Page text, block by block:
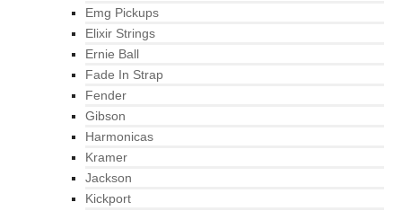
Emg Pickups
Elixir Strings
Ernie Ball
Fade In Strap
Fender
Gibson
Harmonicas
Kramer
Jackson
Kickport